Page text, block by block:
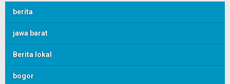
berita
jawa barat
Berita lokal
bogor